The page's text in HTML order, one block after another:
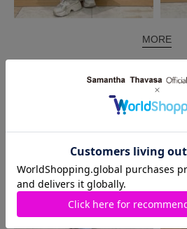
MORE
同じ商品を使った コー